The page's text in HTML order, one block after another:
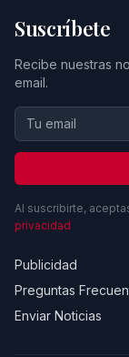
Suscríbete
Recibe nuestras
email.
Al suscribirte,
privacidad
Publicidad
Preguntas
Enviar Noticias